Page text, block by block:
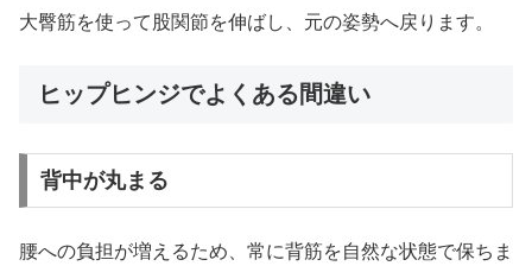
大臀筋を使って股関節を伸ばし、元の姿勢へ戻ります。
ヒップヒンジでよくある間違い
背中が丸まる
腰への負担が増えるため、常に背筋を自然な状態で保ちま